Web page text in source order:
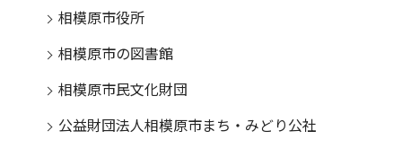
相模原市役所
相模原市の図書館
相模原市民文化財団
公益財団法人相模原市まち・みどり公社